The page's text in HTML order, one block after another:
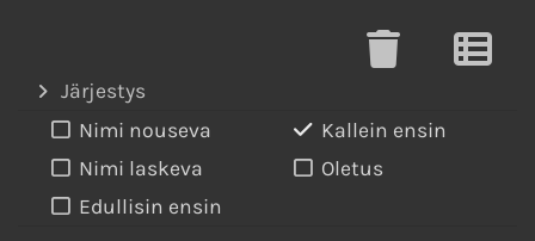
Järjestys
Nimi nouseva
Nimi laskeva
Edullisin ensin
Kallein ensin
Oletus